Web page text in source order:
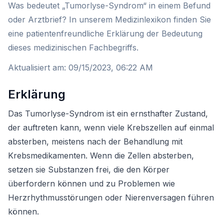
Was bedeutet „Tumorlyse-Syndrom“ in einem Befund
oder Arztbrief? In unserem Medizinlexikon finden Sie
eine patientenfreundliche Erklärung der Bedeutung
dieses medizinischen Fachbegriffs.
Aktualisiert am: 09/15/2023, 06:22 AM
Erklärung
Das Tumorlyse-Syndrom ist ein ernsthafter Zustand,
der auftreten kann, wenn viele Krebszellen auf einmal
absterben, meistens nach der Behandlung mit
Krebsmedikamenten. Wenn die Zellen absterben,
setzen sie Substanzen frei, die den Körper
überfordern können und zu Problemen wie
Herzrhythmusstörungen oder Nierenversagen führen
können.